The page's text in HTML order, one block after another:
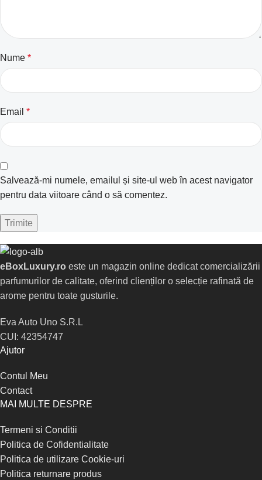
Nume *
Email *
Salvează-mi numele, emailul și site-ul web în acest navigator
pentru data viitoare când o să comentez.
eBoxLuxury.ro este un magazin online dedicat comercializării
parfumurilor de calitate, oferind clienților o selecție rafinată de
arome pentru toate gusturile.
Eva Auto Uno S.R.L
CUI: 42354747
Ajutor
Contul Meu
Contact
MAI MULTE DESPRE
Termeni si Conditii
Politica de Cofidentialitate
Politica de utilizare Cookie-uri
Politica returnare produs